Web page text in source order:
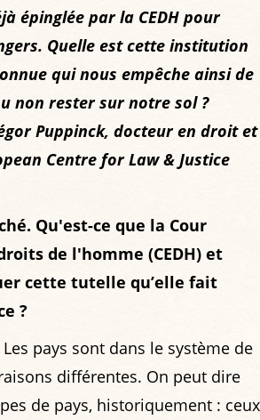
épinglée par la CEDH pour
Quelle est cette institution
qui nous empêche ainsi de
non rester sur notre sol ?
Puppinck, docteur en droit et
Centre for Law & Justice
Qu'est-ce que la Cour
de l'homme (CEDH) et
cette tutelle qu’elle fait
?
Les pays sont dans le système de
différentes. On peut dire
de pays, historiquement : ceux